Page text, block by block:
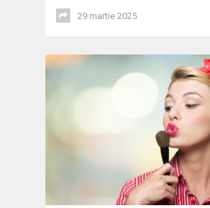
29 martie 2025